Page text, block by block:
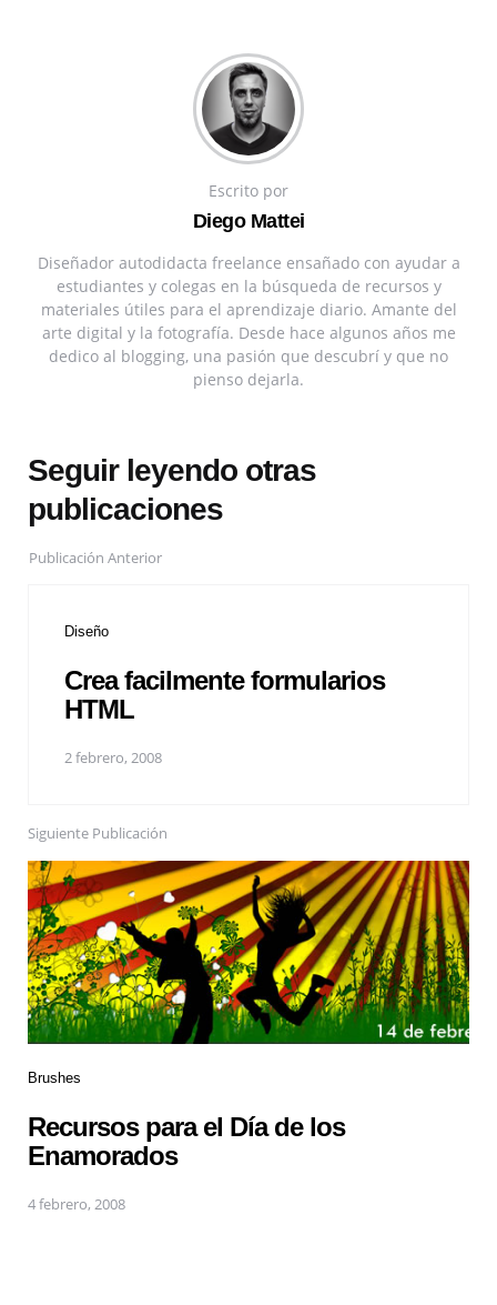
Escrito por
Diego Mattei
Diseñador autodidacta freelance ensañado con ayudar a
estudiantes y colegas en la búsqueda de recursos y
materiales útiles para el aprendizaje diario. Amante del
arte digital y la fotografía. Desde hace algunos años me
dedico al blogging, una pasión que descubrí y que no
pienso dejarla.
Seguir leyendo otras
publicaciones
Publicación Anterior
Diseño
Crea facilmente formularios
HTML
2 febrero, 2008
Siguiente Publicación
Brushes
Recursos para el Día de los
Enamorados
4 febrero, 2008